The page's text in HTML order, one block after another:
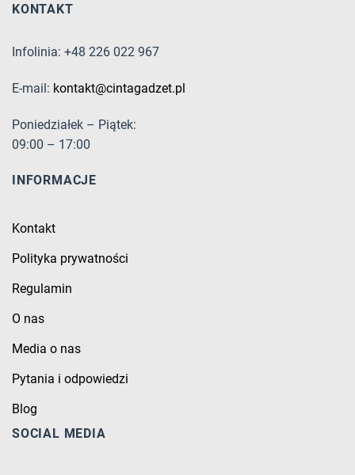
KONTAKT
Infolinia: +48 226 022 967
E-mail: kontakt@cintagadzet.pl
Poniedziałek – Piątek:
09:00 – 17:00
INFORMACJE
Kontakt
Polityka prywatności
Regulamin
O nas
Media o nas
Pytania i odpowiedzi
Blog
SOCIAL MEDIA